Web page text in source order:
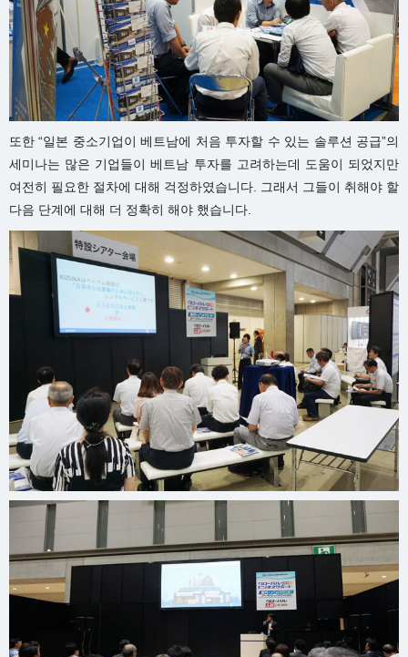
또한 “일본 중소기업이 베트남에 처음 투자할 수 있는 솔루션 공급”의
세미나는 많은 기업들이 베트남 투자를 고려하는데 도움이 되었지만
여전히 필요한 절차에 대해 걱정하였습니다. 그래서 그들이 취해야 할
다음 단계에 대해 더 정확히 해야 했습니다.